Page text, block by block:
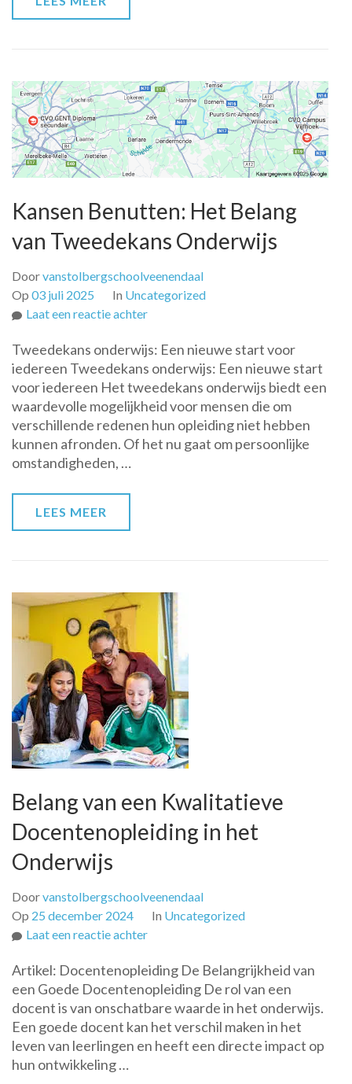
Kansen Benutten: Het Belang
van Tweedekans Onderwijs
Doorvanstolbergschoolveenendaal
Op 03 juli 2025 In Uncategorized
Laat een reactie achterop
Benutten:
Het
Belang
van
Tweedekans
Onderwijs
Tweedekans onderwijs: Een nieuwe start voor
iedereen Tweedekans onderwijs: Een nieuwe start
voor iedereen Het tweedekans onderwijs biedt een
waardevolle mogelijkheid voor mensen die om
verschillende redenen hun opleiding niet hebben
kunnen afronden. Of het nu gaat om persoonlijke
omstandigheden, …
LEES MEER
Belang van een Kwalitatieve
Docentenopleiding in het
Onderwijs
Doorvanstolbergschoolveenendaal
Op 25 december 2024 In Uncategorized
Laat een reactie achterop
van
een
Kwalitatieve
Docentenopleiding
in
Artikel: Docentenopleiding De Belangrijkheid van
een Goede Docentenopleiding De rol van een
docent is van onschatbare waarde in het onderwijs.
Een goede docent kan het verschil maken in het
leven van leerlingen en heeft een directe impact op
hun ontwikkeling …